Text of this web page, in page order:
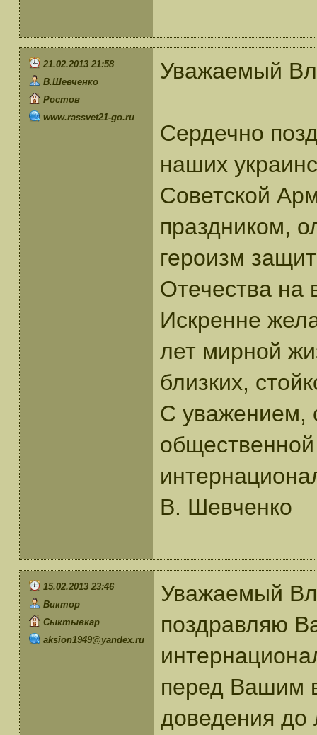
21.02.2013 21:58
В.Шевченко
Ростов
www.rassvet21-go.ru
Уважаемый
Сердечно
наших
Советской
праздником,
героизм
Отечества на
Искренне
лет мирной
близких,
С уважением,
В. Шевченко
15.02.2013 23:46
Виктор
Сыктывкар
aksion1949@yandex.ru
Уважаемый
поздравляю
перед Вашим
доведения